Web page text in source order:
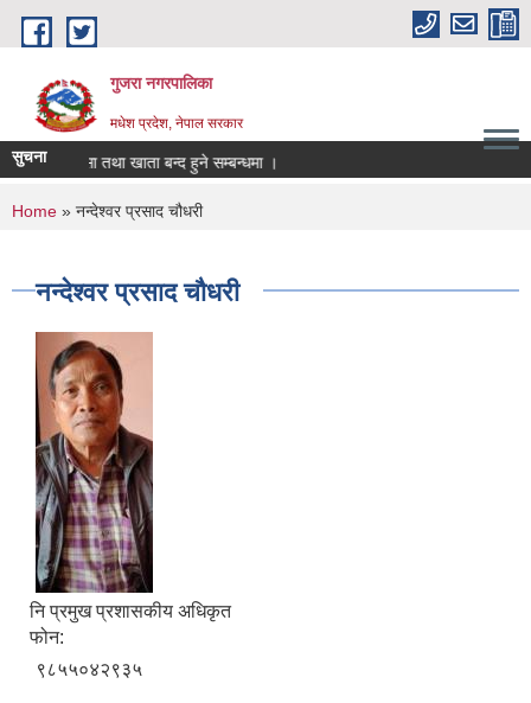
Skip to main content
गुजरा नगरपालिका
मधेश प्रदेश, नेपाल सरकार
सुचना
निकासा तथा खाता बन्द हुने सम्बन्धमा ।
You are here
Home » नन्देश्वर प्रसाद चौधरी
नन्देश्वर प्रसाद चौधरी
नि‍ प्रमुख प्रशासकीय अधिकृत
फोन:
९८५५०४२९३५